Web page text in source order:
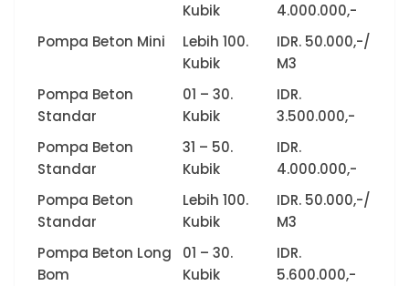
Kubik
4.000.000,-
Pompa Beton Mini
Lebih 100.
Kubik
IDR. 50.000,-/
M3
Pompa Beton
Standar
01 – 30.
Kubik
IDR.
3.500.000,-
Pompa Beton
Standar
31 – 50.
Kubik
IDR.
4.000.000,-
Pompa Beton
Standar
Lebih 100.
Kubik
IDR. 50.000,-/
M3
Pompa Beton Long
Bom
01 – 30.
Kubik
IDR.
5.600.000,-